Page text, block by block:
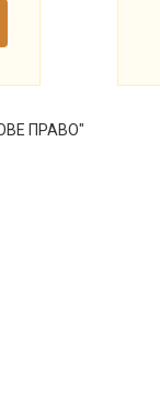
ПРАВО"